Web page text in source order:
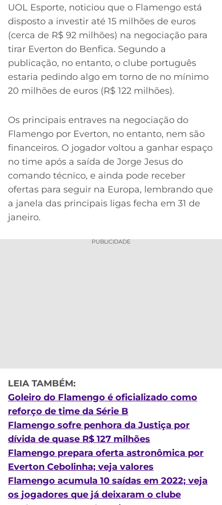
UOL Esporte, noticiou que o Flamengo está
disposto a investir até 15 milhões de euros
(cerca de R$ 92 milhões) na negociação para
tirar Everton do Benfica. Segundo a
publicação, no entanto, o clube português
estaria pedindo algo em torno de no mínimo
20 milhões de euros (R$ 122 milhões).
Os principais entraves na negociação do
Flamengo por Everton, no entanto, nem são
financeiros. O jogador voltou a ganhar espaço
no time após a saída de Jorge Jesus do
comando técnico, e ainda pode receber
ofertas para seguir na Europa, lembrando que
a janela das principais ligas fecha em 31 de
janeiro.
PUBLICIDADE
LEIA TAMBÉM:
Goleiro do Flamengo é oficializado como
reforço de time da Série B
Flamengo sofre penhora da Justiça por
dívida de quase R$ 127 milhões
Flamengo prepara oferta astronômica por
Everton Cebolinha; veja valores
Flamengo acumula 10 saídas em 2022; veja
os jogadores que já deixaram o clube